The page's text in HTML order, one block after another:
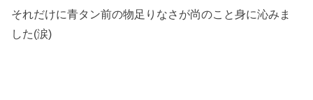
それだけに青タン前の物足りなさが尚のこと身に沁みま
した(涙)